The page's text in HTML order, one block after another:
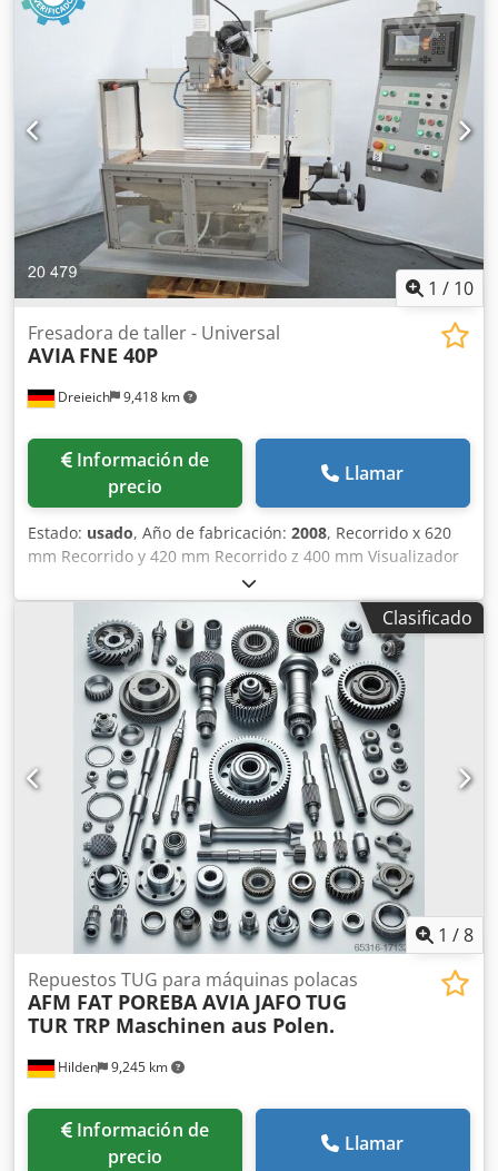
herramientas: 24, avance rápido: 25 m/min, precisión de
posicionamiento: +/-0,005 mm. Dimensiones de la
máquina en X/Y/Z: aproximadamente 2200 mm/2600
mm/2850 mm, peso: aproximadamente 4200 kg, control:
Heidenhain iTNC 530. Incluye palpador 3D, sistema de
refrigeración y transportador de virutas. Se proporciona
documentación. Es posible realizar una visita in situ.
Cjdpfszg Iqbsx Ailsrf
1 / 10
Dreieich 9,418 km
Fresadora de taller - Universal
AVIA FNE 40P
Información de
precio
Llamar
Estado: usado, Año de fabricación: 2008, Recorrido x 620
mm Recorrido y 420 mm Recorrido z 400 mm Visualizador
digital 3 ejes HEIDENHAIN Portaherramientas del husillo
ISO 40 DIN 69871A Velocidades del husillo 50 - 4000 rpm
Dimensiones de la mesa 800 x 400 mm Capacidad de carga
de la mesa 400 kg Avances variables hasta máx. 2000
mm/min Rápidos 5 / 4 m/min Potencia del motor - husillo
de fresado (S1) 10,5 kW Recorrido de la caña 80 mm
Tensión de funcionamiento 400 V Potencia total requerida
17,5 kW Peso de la máquina aprox. 1,9 t Dimensiones
(largo x ancho x alto) aprox. 2,00 x 2,76 x 2,05 m - Nº de
fábrica: 90395 - Visualizador digital HEIDENHAIN ND780 -
volante electrónico - volantes mecánicos - regulación
continua de la velocidad - avances de accionamiento
infinitamente variables Cjdpfx Aieyxxymslorf - husillo
horizontal de fresado - equipo de refrigeración
Clasificado
1 /8
Hilden 9,245 km
Repuestos TUG para máquinas polacas
AFM FAT POREBA AVIA JAFOTUG
TUR TRP Maschinen aus Polen.
Información de
precio
Llamar